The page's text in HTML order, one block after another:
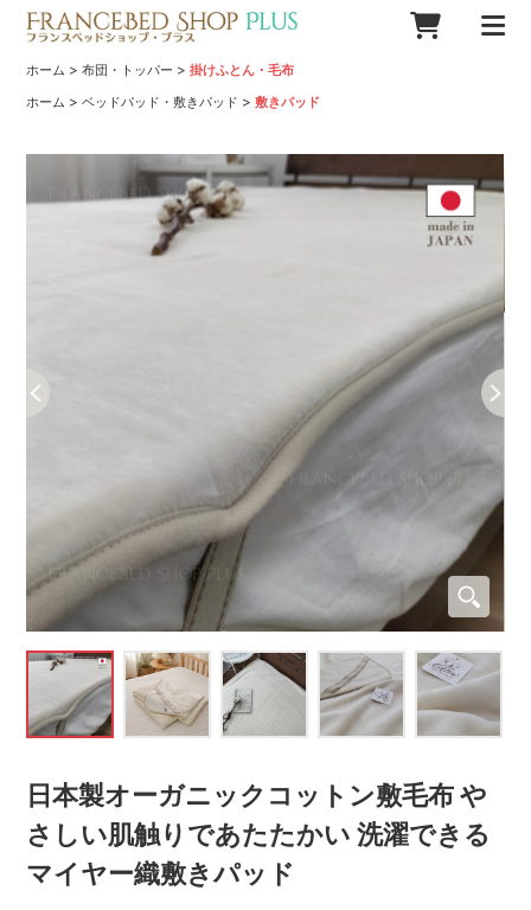
ホーム >布団・トッパー >掛けふとん・毛布
ホーム >ベッドパッド・敷きパッド >敷きパッド
日本製オーガニックコットン敷毛布 や
さしい肌触りであたたかい 洗濯できる
マイヤー織敷きパッド